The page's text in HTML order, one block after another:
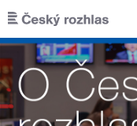
Přejít k hlavnímu obsahu